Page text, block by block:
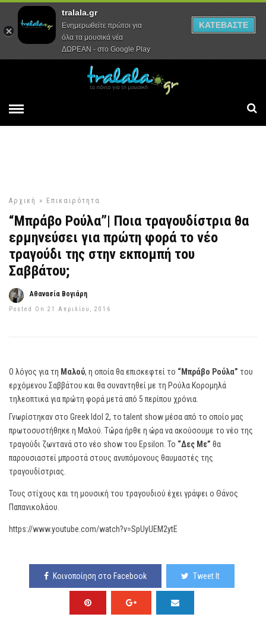
Αρχική Συνεντεύξεις Ρεπορτάζ
Αρχική » Επικαιρότητα
“Μπράβο Ρούλα”| Ποια τραγουδίστρια θα
ερμηνεύσει για πρώτη φορά το νέο
τραγούδι της στην εκπομπή του
Σαββάτου;
Αθανασία Βογιάρη
Posted On 21 Απριλίου, 2016
Ο λόγος για τη Μαλού, η οποία θα επισκεφτεί το “Μπράβο Ρούλα” του
ερχόμενου Σαββάτου και θα συναντηθεί με τη Ρούλα Κορομηλά
τηλεοπτικά για πρώτη φορά μετά από 5 περίπου χρόνια.
Γνωρίστηκαν στο Greek Idol 2, το talent show μέσα από το οποίο μας
πρωτοσυστήθηκε η Μαλού. Τώρα ήρθε η ώρα να ακούσουμε το νέο της
τραγούδι ζωντανά στο νέο show του Epsilon. Το “Δες Με” θα
παρουσιαστεί μπροστά στους ανυπόμονους θαυμαστές της
τραγουδίστριας.
Τους στίχους και τη μουσική του τραγουδιού έχει γράψει ο Θάνος
Παπανικολάου.
https://www.youtube.com/watch?v=SpUyUEM2ytE
Κοινοποίηση στο Facebook Tweet It
tralala.gr
Ενημερωθείτε πρώτοι για
όλα τα μουσικά νέα
ΔΩΡΕΑΝ - στο Google Play
ΚΑΤΕΒΑΣΤΕ